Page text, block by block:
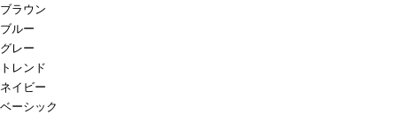
ブラウン
ブルー
グレー
トレンド
ネイビー
ベーシック